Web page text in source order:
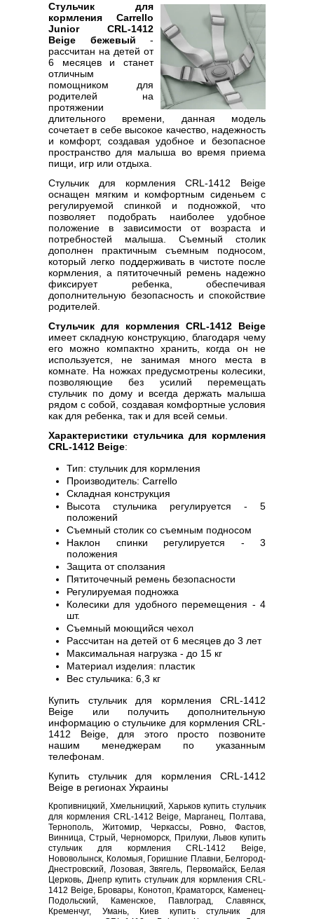
Стульчик для
кормления Carrello
Junior CRL-1412
Beige бежевый -
рассчитан на детей от
6 месяцев и станет
отличным
помощником для
родителей на
протяжении
длительного времени, данная модель
сочетает в себе высокое качество, надежность
и комфорт, создавая удобное и безопасное
пространство для малыша во время приема
пищи, игр или отдыха.
Стульчик для кормления CRL-1412 Beige
оснащен мягким и комфортным сиденьем с
регулируемой спинкой и подножкой, что
позволяет подобрать наиболее удобное
положение в зависимости от возраста и
потребностей малыша. Съемный столик
дополнен практичным съемным подносом,
который легко поддерживать в чистоте после
кормления, а пятиточечный ремень надежно
фиксирует ребенка, обеспечивая
дополнительную безопасность и спокойствие
родителей.
Стульчик для кормления CRL-1412 Beige
имеет складную конструкцию, благодаря чему
его можно компактно хранить, когда он не
используется, не занимая много места в
комнате. На ножках предусмотрены колесики,
позволяющие без усилий перемещать
стульчик по дому и всегда держать малыша
рядом с собой, создавая комфортные условия
как для ребенка, так и для всей семьи.
Характеристики стульчика для кормления
CRL-1412 Beige:
Тип: стульчик для кормления
Производитель: Carrello
Складная конструкция
Высота стульчика регулируется - 5
положений
Съемный столик со съемным подносом
Наклон спинки регулируется - 3
положения
Защита от сползания
Пятиточечный ремень безопасности
Регулируемая подножка
Колесики для удобного перемещения - 4
шт.
Съемный моющийся чехол
Рассчитан на детей от 6 месяцев до 3 лет
Максимальная нагрузка - до 15 кг
Материал изделия: пластик
Вес стульчика: 6,3 кг
Купить стульчик для кормления CRL-1412
Beige или получить дополнительную
информацию о стульчике для кормления CRL-
1412 Beige, для этого просто позвоните
нашим менеджерам по указанным
телефонам.
Купить стульчик для кормления CRL-1412
Beige в регионах Украины
Кропивницкий, Хмельницкий, Харьков купить стульчик
для кормления CRL-1412 Beige, Марганец, Полтава,
Тернополь, Житомир, Черкассы, Ровно, Фастов,
Винница, Стрый, Черноморск, Прилуки, Львов купить
стульчик для кормления CRL-1412 Beige,
Нововолынск, Коломыя, Горишние Плавни, Белгород-
Днестровский, Лозовая, Звягель, Первомайск, Белая
Церковь, Днепр купить стульчик для кормления CRL-
1412 Beige, Бровары, Конотоп, Краматорск, Каменец-
Подольский, Каменское, Павлоград, Славянск,
Кременчуг, Умань, Киев купить стульчик для